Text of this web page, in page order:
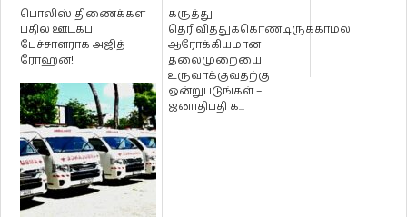
பொலிஸ் திணைக்கள
பதில் ஊடகப்
பேச்சாளராக அஜித்
ரோஹன!
கருத்து
தெரிவித்துக்கொண்டிருக்காமல்
ஆரோக்கியமான
தலைமுறையை
உருவாக்குவதற்கு
ஒன்றுபடுங்கள் –
ஜனாதிபதி க...